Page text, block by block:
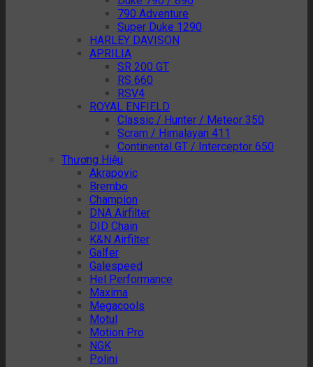
790 Adventure
Super Duke 1290
HARLEY DAVISON
APRILIA
SR 200 GT
RS 660
RSV4
ROYAL ENFIELD
Classic / Hunter / Meteor 350
Scram / Himalayan 411
Continental GT / Interceptor 650
Thương Hiệu
Akrapovic
Brembo
Champion
DNA Airfilter
DID Chain
K&N Airfilter
Galfer
Galespeed
Hel Performance
Maxima
Megacools
Motul
Motion Pro
NGK
Polini